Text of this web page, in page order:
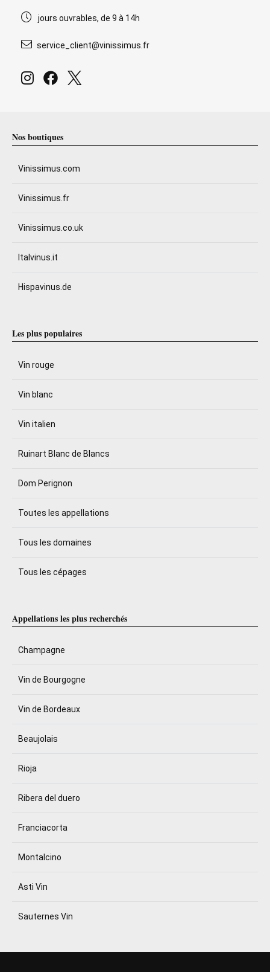
jours ouvrables, de 9 à 14h
service_client@vinissimus.fr
Nos boutiques
Vinissimus.com
Vinissimus.fr
Vinissimus.co.uk
Italvinus.it
Hispavinus.de
Les plus populaires
Vin rouge
Vin blanc
Vin italien
Ruinart Blanc de Blancs
Dom Perignon
Toutes les appellations
Tous les domaines
Tous les cépages
Appellations les plus recherchés
Champagne
Vin de Bourgogne
Vin de Bordeaux
Beaujolais
Rioja
Ribera del duero
Franciacorta
Montalcino
Asti Vin
Sauternes Vin